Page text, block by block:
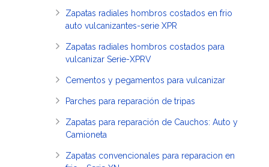
Zapatas radiales hombros costados en frio
auto vulcanizantes-serie XPR
Zapatas radiales hombros costados para
vulcanizar Serie-XPRV
Cementos y pegamentos para vulcanizar
Parches para reparación de tripas
Zapatas para reparación de Cauchos: Auto y
Camioneta
Zapatas convencionales para reparacion en